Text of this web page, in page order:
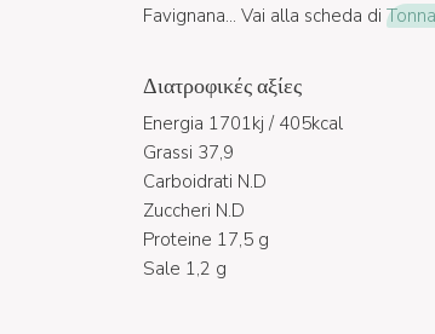
Favignana... Vai alla scheda di
Διατροφικές αξίες
Energia 1701kj / 405kcal
Grassi 37,9
Carboidrati N.D
Zuccheri N.D
Proteine 17,5 g
Sale 1,2 g